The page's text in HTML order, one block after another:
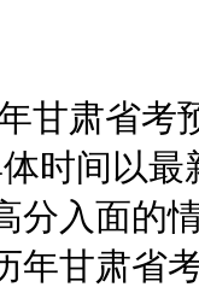
甘肃省考
时间以
分入面的
年甘肃省